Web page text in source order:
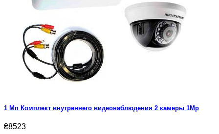
1 Мп Комплект внутреннего видеонаблюдения 2 камеры 1Mp
₴8523